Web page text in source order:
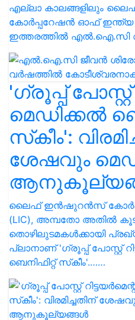
എല്ലാ കാലങ്ങളിലും
കോർപ്പറേഷൻ ഓഫ് ഇന്ത്യ
ഇത്തരത്തിൽ എൽ.ഐ.സി
'ഗ്രൂപ്പ് പോസ്റ്റ്
മെഡിക്കൽ
സ്‌കീം':
ശേഷവും
ലൈഫ് ഇൻഷുറൻസ്
(LIC), അമ്പതോ അതിൽ
തൊഴിലുടമകൾക്കായി
പ്ലാനാണ് 'ഗ്രൂപ്പ് പോസ്റ്റ്
ബെനിഫിറ്റ് സ്‌കീം'.……